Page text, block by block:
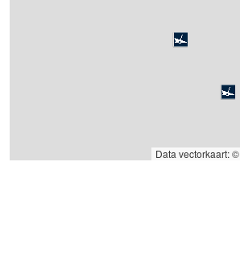
Data vectorkaart: ©